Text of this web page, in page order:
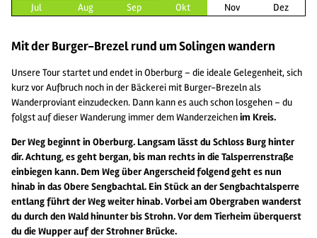
Jul
Aug Sep Okt Nov Dez
Mit der Burger-Brezel rund um Solingen wandern
Unsere Tour startet und endet in Oberburg – die ideale Gelegenheit, sich
kurz vor Aufbruch noch in der Bäckerei mit Burger-Brezeln als
Wanderproviant einzudecken. Dann kann es auch schon losgehen – du
folgst auf dieser Wanderung immer dem Wanderzeichenim Kreis.
Der Weg beginnt in Oberburg. Langsam lässt du Schloss Burg hinter
dir. Achtung, es geht bergan, bis man rechts in die Talsperrenstraße
einbiegen kann. Dem Weg über Angerscheid folgend geht es nun
hinab in das Obere Sengbachtal. Ein Stück an der Sengbachtalsperre
entlang führt der Weg weiter hinab. Vorbei am Obergraben wanderst
du durch den Wald hinunter bis Strohn. Vor dem Tierheim überquerst
du die Wupper auf der Strohner Brücke.